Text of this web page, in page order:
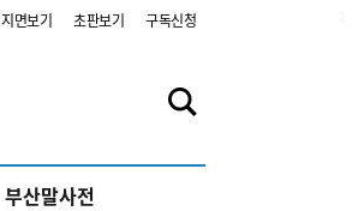
지면보기 초판보기 구독신청
부산말사전